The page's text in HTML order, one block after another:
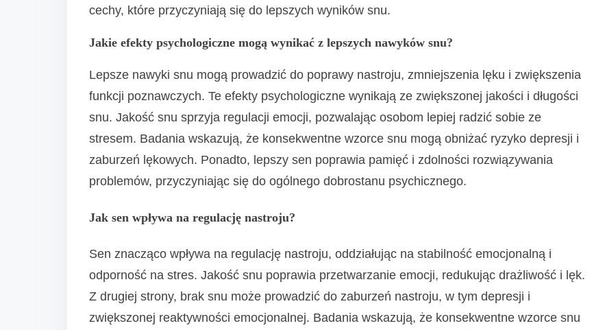
cechy, które przyczyniają się do lepszych wyników snu.
Jakie efekty psychologiczne mogą wynikać z lepszych nawyków snu?
Lepsze nawyki snu mogą prowadzić do poprawy nastroju, zmniejszenia lęku i zwiększenia
funkcji poznawczych. Te efekty psychologiczne wynikają ze zwiększonej jakości i długości
snu. Jakość snu sprzyja regulacji emocji, pozwalając osobom lepiej radzić sobie ze
stresem. Badania wskazują, że konsekwentne wzorce snu mogą obniżać ryzyko depresji i
zaburzeń lękowych. Ponadto, lepszy sen poprawia pamięć i zdolności rozwiązywania
problemów, przyczyniając się do ogólnego dobrostanu psychicznego.
Jak sen wpływa na regulację nastroju?
Sen znacząco wpływa na regulację nastroju, oddziałując na stabilność emocjonalną i
odporność na stres. Jakość snu poprawia przetwarzanie emocji, redukując drażliwość i lęk.
Z drugiej strony, brak snu może prowadzić do zaburzeń nastroju, w tym depresji i
zwiększonej reaktywności emocjonalnej. Badania wskazują, że konsekwentne wzorce snu